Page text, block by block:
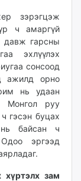
зэрэгцэж
ч амаргүй
давж гарсны
эхлүүлэх
сонсоод
ажилд орно
нь удаан
Монгол руу
гэсэн буцах
байсан ч
эргээд
зам